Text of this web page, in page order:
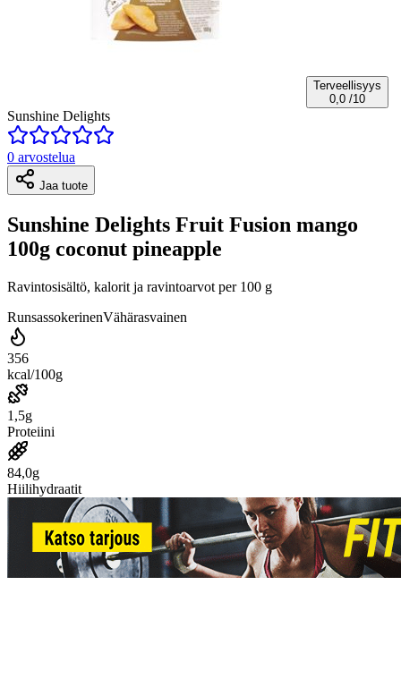
Terveellisyys
0,0 /10
Sunshine Delights
0 arvostelua
Jaa tuote
Sunshine Delights Fruit Fusion mango
100g coconut pineapple
Ravintosisältö, kalorit ja ravintoarvot per 100 g
RunsassokerinenVähärasvainen
356
kcal/100g
1,5g
Proteiini
84,0g
Hiilihydraatit